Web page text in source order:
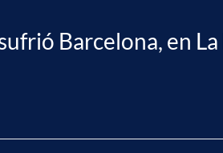
Barcelona, en La